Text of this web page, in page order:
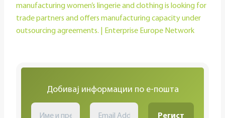
manufacturing women’s lingerie and clothing is looking for
trade partners and offers manufacturing capacity under
outsourcing agreements. | Enterprise Europe Network
Добивај информации по е-пошта